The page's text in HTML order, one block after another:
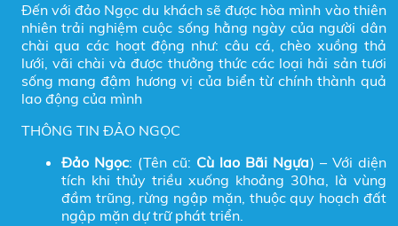
Đến với đảo Ngọc du khách sẽ được hòa mình vào thiên
nhiên trải nghiệm cuộc sống hằng ngày của người dân
chài qua các hoạt động như: câu cá, chèo xuồng thả
lưới, vãi chài và được thưởng thức các loại hải sản tươi
sống mang đậm hương vị của biển từ chính thành quả
lao động của mình
THÔNG TIN ĐẢO NGỌC
Đảo Ngọc: (Tên cũ: Cù lao Bãi Ngựa) – Với diện
tích khi thủy triều xuống khoảng 30ha, là vùng
đầm trũng, rừng ngập mặn, thuộc quy hoạch đất
ngập mặn dự trữ phát triển.